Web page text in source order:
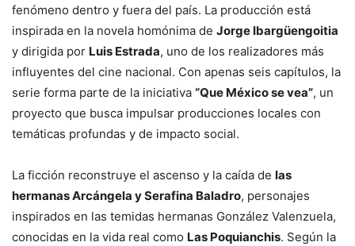
fenómeno dentro y fuera del país. La producción está
inspirada en la novela homónima de Jorge Ibargüengoitia
y dirigida por Luis Estrada, uno de los realizadores más
influyentes del cine nacional. Con apenas seis capítulos, la
serie forma parte de la iniciativa “Que México se vea”, un
proyecto que busca impulsar producciones locales con
temáticas profundas y de impacto social.
La ficción reconstruye el ascenso y la caída de las
hermanas Arcángela y Serafina Baladro, personajes
inspirados en las temidas hermanas González Valenzuela,
conocidas en la vida real como Las Poquianchis. Según la